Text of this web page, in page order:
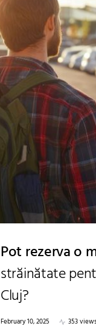
Pot rezerva o
străinătate
Cluj?
February 10, 2025 353